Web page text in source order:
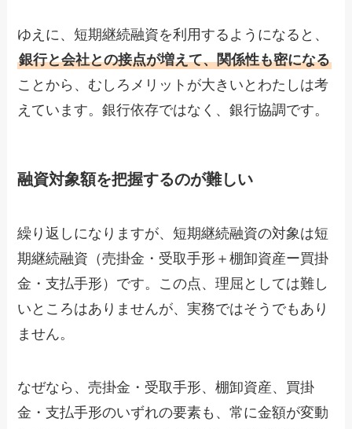
ゆえに、短期継続融資を利用するようになると、
銀行と会社との接点が増えて、関係性も密になる
ことから、むしろメリットが大きいとわたしは考
えています。銀行依存ではなく、銀行協調です。
融資対象額を把握するのが難しい
繰り返しになりますが、短期継続融資の対象は短
期継続融資（売掛金・受取手形＋棚卸資産ー買掛
金・支払手形）です。この点、理屈としては難し
いところはありませんが、実務ではそうでもあり
ません。
なぜなら、売掛金・受取手形、棚卸資産、買掛
金・支払手形のいずれの要素も、常に金額が変動